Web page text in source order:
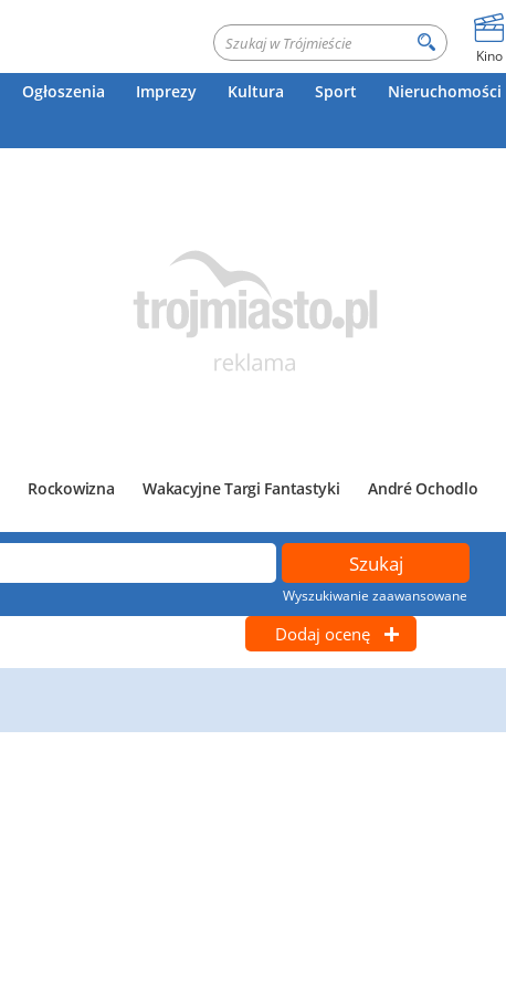
Kino
Ogłoszenia Imprezy Kultura Sport Nieruchomości
Rockowizna Wakacyjne Targi Fantastyki André Ochodlo
Wyszukiwanie zaawansowane
Dodaj ocenę